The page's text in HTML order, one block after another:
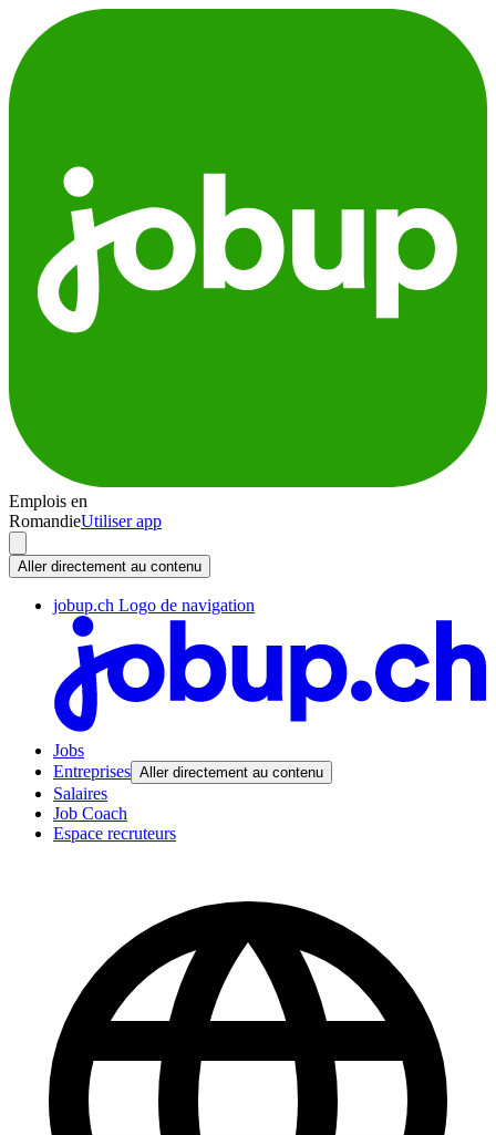
Emplois en
RomandieUtiliser app
Aller directement au contenu
jobup.ch Logo de navigation
Jobs
Entreprises Aller directement au contenu
Salaires
Job Coach
Espace recruteurs